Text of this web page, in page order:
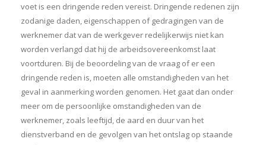
voet is een dringende reden vereist. Dringende redenen zijn
zodanige daden, eigenschappen of gedragingen van de
werknemer dat van de werkgever redelijkerwijs niet kan
worden verlangd dat hij de arbeidsovereenkomst laat
voortduren. Bij de beoordeling van de vraag of er een
dringende reden is, moeten alle omstandigheden van het
geval in aanmerking worden genomen. Het gaat dan onder
meer om de persoonlijke omstandigheden van de
werknemer, zoals leeftijd, de aard en duur van het
dienstverband en de gevolgen van het ontslag op staande